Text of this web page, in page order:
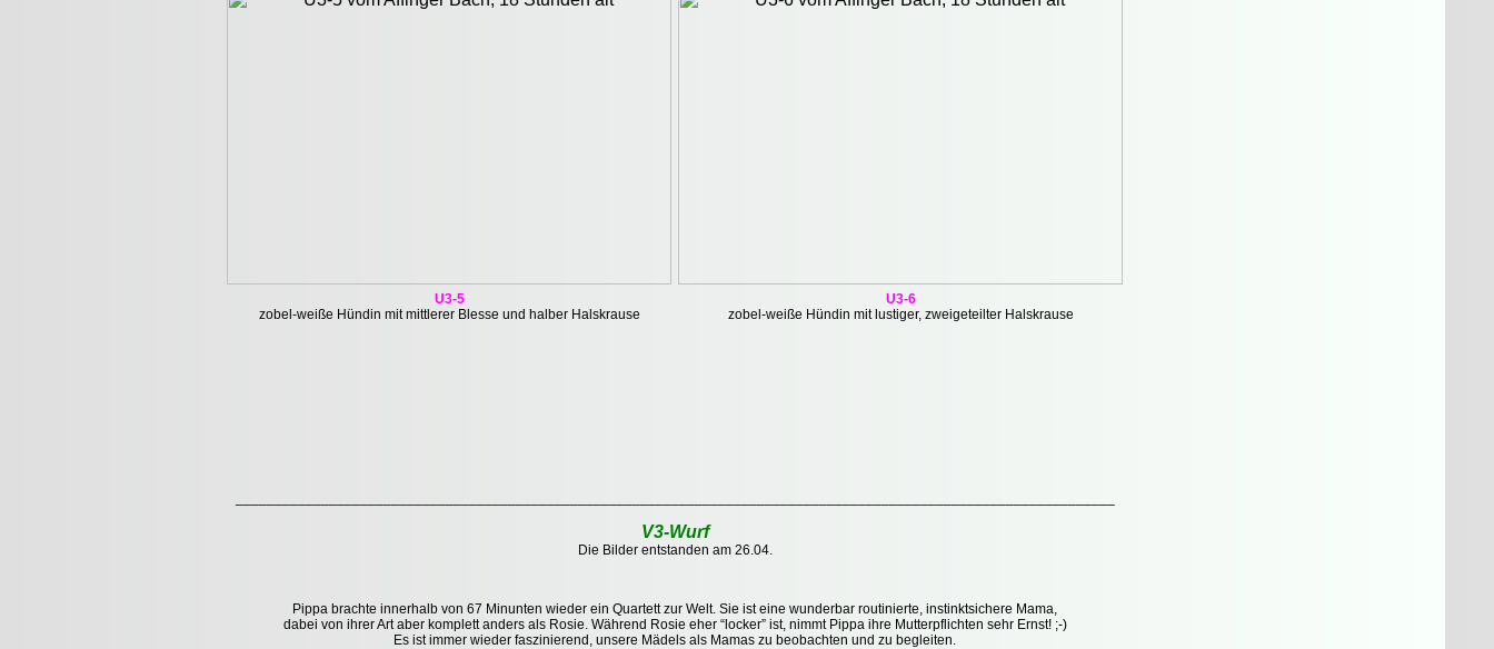
U3-5
zobel-weiße Hündin mit mittlerer Blesse und halber Halskrause
U3-6
zobel-weiße Hündin mit lustiger, zweigeteilter Halskrause
V3-Wurf
Die Bilder entstanden am 26.04.
Pippa brachte innerhalb von 67 Minunten wieder ein Quartett zur Welt. Sie ist eine wunderbar routinierte, instinktsichere Mama,
dabei von ihrer Art aber komplett anders als Rosie. Während Rosie eher “locker” ist, nimmt Pippa ihre Mutterpflichten sehr Ernst! ;-)
Es ist immer wieder faszinierend, unsere Mädels als Mamas zu beobachten und zu begleiten.